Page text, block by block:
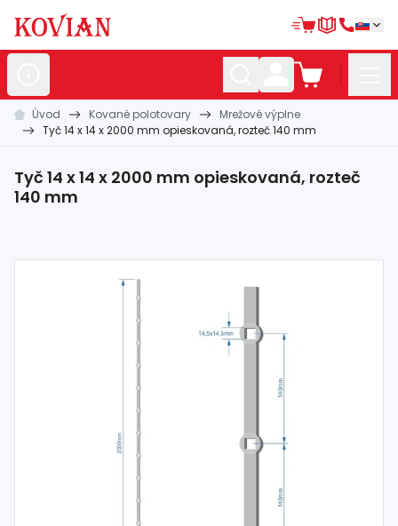
Nerezovépolotovary
Kované polotovary
Bránovésystémy
Úvod Kované polotovary
Mrežové výplne
Tyč 14 x 14 x 2000 mm opieskovaná, rozteč 140 mm
Tyč 14 x 14 x 2000 mm opieskovaná, rozteč
140 mm